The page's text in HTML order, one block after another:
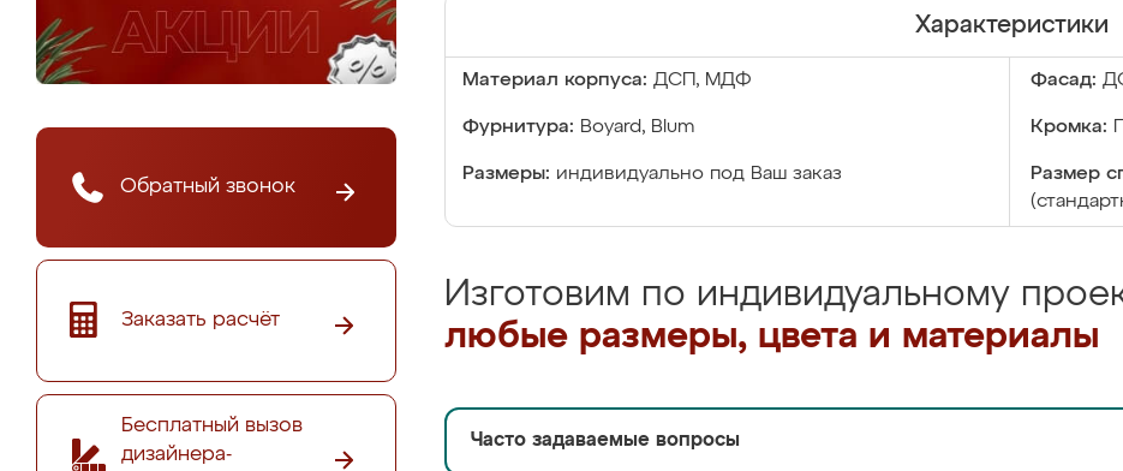
Обратный звонок
Заказать расчёт
Бесплатный вызов
дизайнера-
Характеристики
Материал корпуса: ДСП, МДФ Фасад:
Фурнитура: Boyard, Blum Кромка:
Размеры: индивидуально под Ваш заказ Размер
Изготовим по индивидуальному
любые размеры, цвета и материалы
Часто задаваемые вопросы